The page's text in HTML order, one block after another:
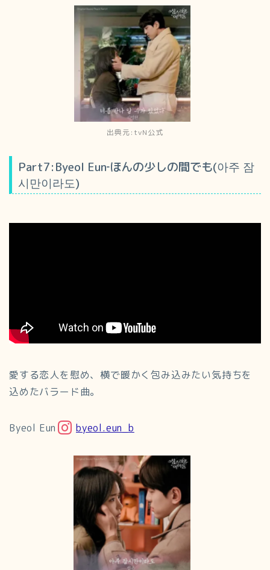
出典元:tvN公式
Part7:Byeol Eun‐ほんの少しの間でも(아주 잠
시만이라도)
愛する恋人を慰め、横で暖かく包み込みたい気持ちを
込めたバラード曲。
Byeol Eun byeol.eun_b